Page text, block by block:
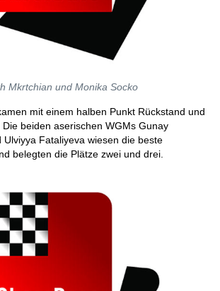
Mkrtchian und Monika Socko
mit einem halben Punkt Rückstand und
beiden aserischen WGMs Gunay
Ulviyya Fataliyeva wiesen die beste
belegten die Plätze zwei und drei.